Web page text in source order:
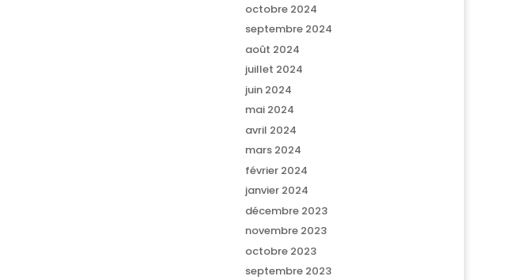
octobre 2024
septembre 2024
août 2024
juillet 2024
juin 2024
mai 2024
avril 2024
mars 2024
février 2024
janvier 2024
décembre 2023
novembre 2023
octobre 2023
septembre 2023